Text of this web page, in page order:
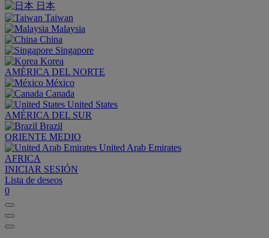
日本
Taiwan
Malaysia
China
Singapore
Korea
AMÉRICA DEL NORTE
México
Canada
United States
AMÉRICA DEL SUR
Brazil
ORIENTE MEDIO
United Arab Emirates
AFRICA
INICIAR SESIÓN
Lista de deseos
0